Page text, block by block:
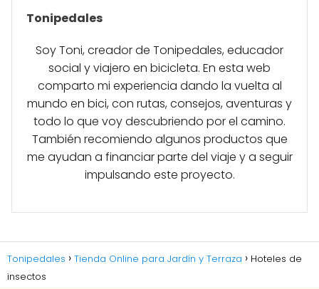
Tonipedales
Soy Toni, creador de Tonipedales, educador
social y viajero en bicicleta. En esta web
comparto mi experiencia dando la vuelta al
mundo en bici, con rutas, consejos, aventuras y
todo lo que voy descubriendo por el camino.
También recomiendo algunos productos que
me ayudan a financiar parte del viaje y a seguir
impulsando este proyecto.
Tonipedales Tienda Online para Jardín y Terraza
Hoteles de
insectos